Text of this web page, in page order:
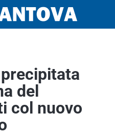
del
col nuovo